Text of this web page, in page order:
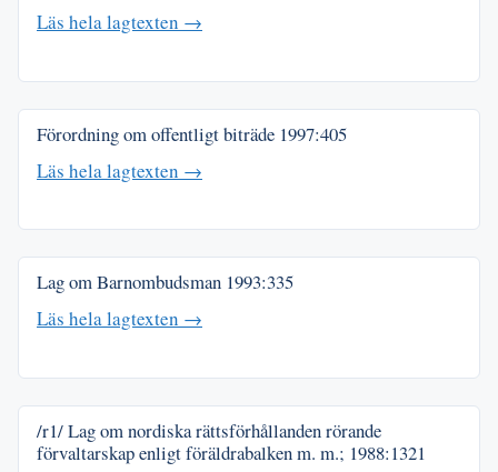
Läs hela lagtexten →
Förordning om offentligt biträde 1997:405
Läs hela lagtexten →
Lag om Barnombudsman 1993:335
Läs hela lagtexten →
/r1/ Lag om nordiska rättsförhållanden rörande
förvaltarskap enligt föräldrabalken m. m.; 1988:1321